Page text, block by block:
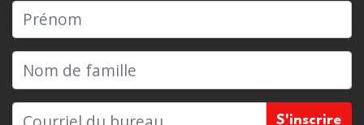
Prénom
Nom de famille